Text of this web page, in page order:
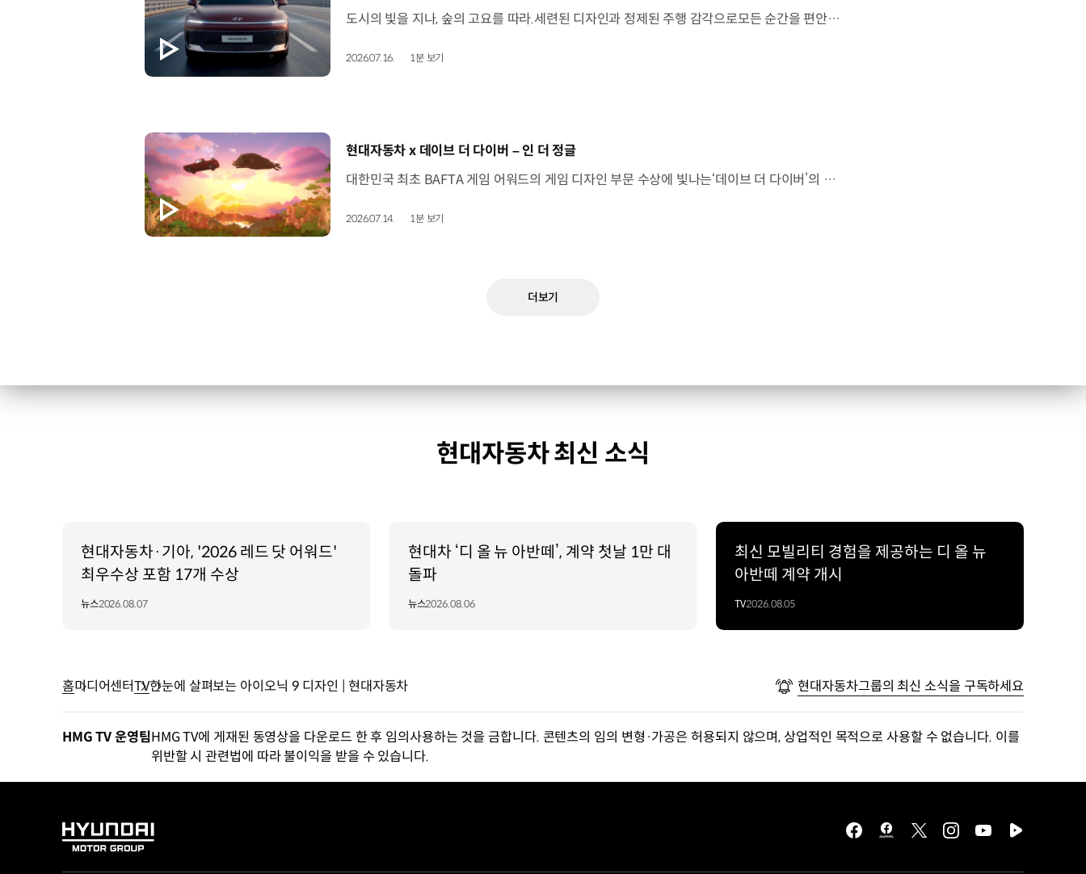
도시의 빛을 지나, 숲의 고요를 따라.세련된 디자인과 정제된 주행 감각으로모든 순간을 편안하게 완성하는 더 뉴 그랜저를 만나보세요. *본 영상은 AI를 활용해 제작했습니다. #현대자동차 #더뉴그랜저 #플래그십세단 #그랜저 #플레오스커넥트
2026.07.16. 1분 보기
[동영상]
현대자동차 x 데이브 더 다이버 – 인 더 정글
대한민국 최초 BAFTA 게임 어워드의 게임 디자인 부문 수상에 빛나는‘데이브 더 다이버’의 최신 DLC에 포니 픽업이 등장합니다.데이브 더 다이버 - 인 더 정글 속 포니 픽업의 활약을 체험해 보세요. Steam, Nintendo Switch 2 Nintendo Switch, PS5 PS4, Xbox Series X|S, Epic Games Store에서 만나 볼 수 있습니다. #현대자동차 #데이브더다이버 #인더정글 #민트로켓 #게임콜라보 #포니픽업 #포니 유튜브 쇼츠 보기 >
2026.07.14. 1분 보기
더보기
현대자동차 최신 소식
현대자동차·기아, '2026 레드 닷 어워드'
최우수상 포함 17개 수상
뉴스2026.08.07
현대차 ‘디 올 뉴 아반떼’, 계약 첫날 1만 대
돌파
뉴스2026.08.06
최신 모빌리티 경험을 제공하는 디 올 뉴
아반떼 계약 개시
TV2026.08.05
홈미디어센터TV한눈에 살펴보는 아이오닉 9 디자인 | 현대자동차 현대자동차그룹의 최신 소식을 구독하세요
HMG TV 운영팀HMG TV에 게재된 동영상을 다운로드 한 후 임의사용하는 것을 금합니다. 콘텐츠의 임의 변형·가공은 허용되지 않으며, 상업적인 목적으로 사용할 수 없습니다. 이를
위반할 시 관련법에 따라 불이익을 받을 수 있습니다.
HYUNDAI
facebook
hmg
twitterinstagramyoutubenaver